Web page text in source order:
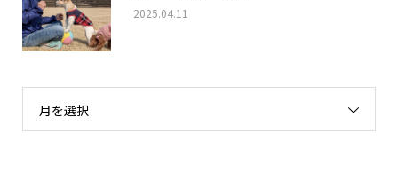
2025.04.11
月を選択